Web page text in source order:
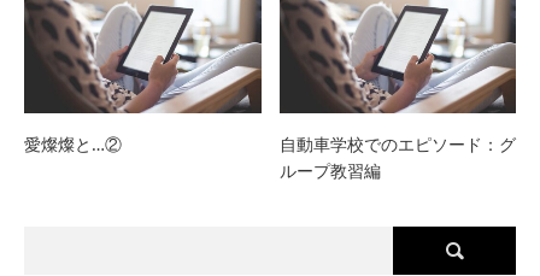
愛燦燦と…②
自動車学校でのエピソード：グ
ループ教習編